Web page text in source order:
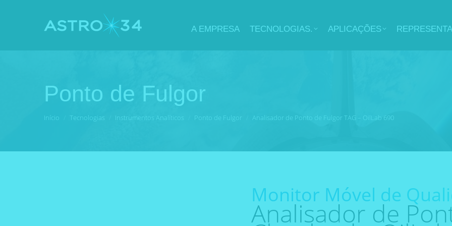
A EMPRESA TECNOLOGIAS. APLICAÇÕES
Ponto de Fulgor
Você está aqui:
Início Tecnologias Instrumentos Analíticos Ponto de Fulgor Analisador de Ponto de Fulgor TAG – OilLab 690
Monitor Móvel de
Analisador de